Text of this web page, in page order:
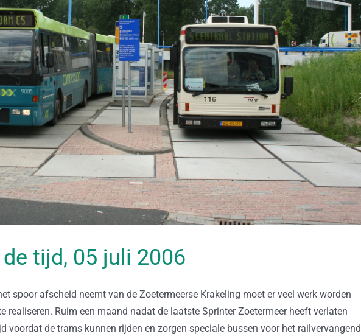
tijd, 05 juli 2006
spoor afscheid neemt van de Zoetermeerse Krakeling moet er veel werk worden
realiseren. Ruim een maand nadat de laatste Sprinter Zoetermeer heeft verlaten
voordat de trams kunnen rijden en zorgen speciale bussen voor het railvervangend